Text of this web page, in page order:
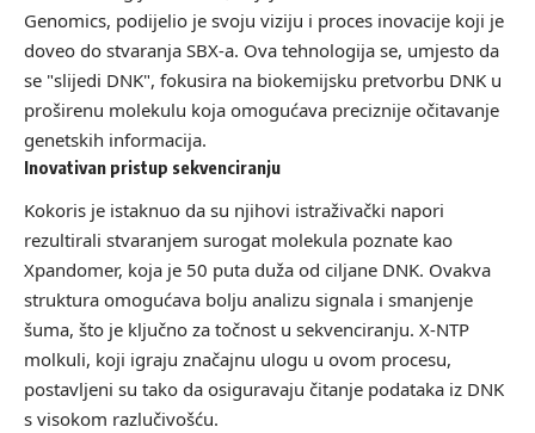
Genomics, podijelio je svoju viziju i proces inovacije koji je
doveo do stvaranja SBX-a. Ova tehnologija se, umjesto da
se "slijedi DNK", fokusira na biokemijsku pretvorbu DNK u
proširenu molekulu koja omogućava preciznije očitavanje
genetskih informacija.
Inovativan pristup sekvenciranju
Kokoris je istaknuo da su njihovi istraživački napori
rezultirali stvaranjem surogat molekula poznate kao
Xpandomer, koja je 50 puta duža od ciljane DNK. Ovakva
struktura omogućava bolju analizu signala i smanjenje
šuma, što je ključno za točnost u sekvenciranju. X-NTP
molkuli, koji igraju značajnu ulogu u ovom procesu,
postavljeni su tako da osiguravaju čitanje podataka iz DNK
s visokom razlučivošću.